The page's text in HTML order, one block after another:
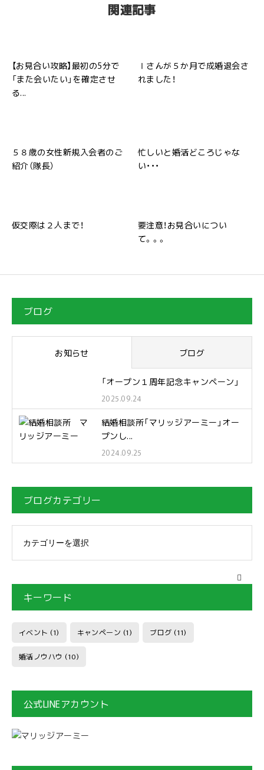
関連記事
【お見合い攻略】最初の5分で
「また会いたい」を確定させ
る...
Ⅰさんが５か月で成婚退会さ
れました！
５８歳の女性新規入会者のご
紹介（隊長）
忙しいと婚活どころじゃな
い・・・
仮交際は２人まで！
要注意！お見合いについ
て。。。
ブログ
お知らせ ブログ
「オープン１周年記念キャンペーン」
2025.09.24
結婚相談所「マリッジアーミー」オー
プンし...
2024.09.25
ブログカテゴリー
キーワード
イベント (1) キャンペーン (1) ブログ (11)
婚活ノウハウ (10)
公式LINEアカウント